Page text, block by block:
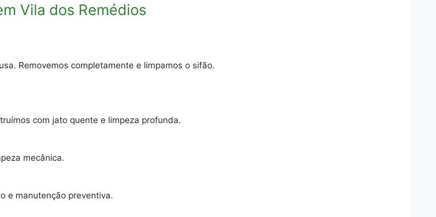
Vila dos Remédios
Removemos completamente e limpamos o sifão.
com jato quente e limpeza profunda.
mecânica.
e manutenção preventiva.